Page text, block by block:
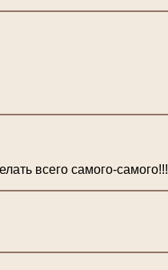
всего самого-самого!!!